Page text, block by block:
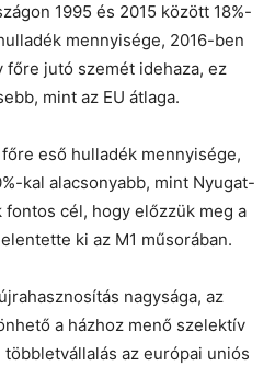
1995 és 2015 között 18%-
mennyisége, 2016-ben
főre jutó szemét idehaza, ez
mint az EU átlaga.
eső hulladék mennyisége,
kal alacsonyabb, mint Nyugat-
fontos cél, hogy előzzük meg a
ki az M1 műsorában.
nagysága, az
a házhoz menő szelektív
az európai uniós